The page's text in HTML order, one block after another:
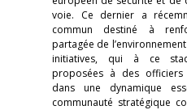
voie. Ce dernier a
commun destiné à
partagée de
initiatives, qui à ce
proposées à des officiers
dans une dynamique
communauté stratégique